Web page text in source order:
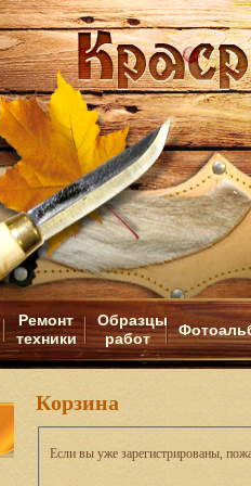
Ремонт
техники
Образцы
работ
Корзина
Если вы уже зарегистрированы,